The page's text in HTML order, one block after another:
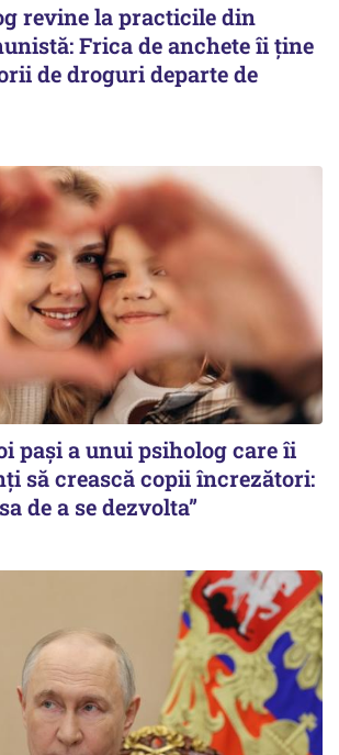
revine la practicile din
Frica de anchete îi ține
de droguri departe de
pași a unui psiholog care îi
să crească copii încrezători:
de a se dezvolta”